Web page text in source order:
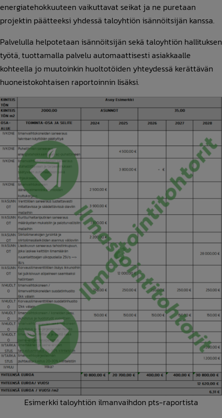
energiatehokkuuteen vaikuttavat seikat ja ne puretaan
projektin päätteeksi yhdessä taloyhtiön isännöitsijän kanssa.
Palvelulla helpotetaan isännöitsijän sekä taloyhtiön hallituksen
työtä, tuottamalla palvelu automaattisesti asiakkaalle
kohteella jo muutoinkin huoltotöiden yhteydessä kerättävän
huoneistokohtaisen raportoinnin lisäksi.
Esimerkki taloyhtiön ilmanvaihdon pts-raportista